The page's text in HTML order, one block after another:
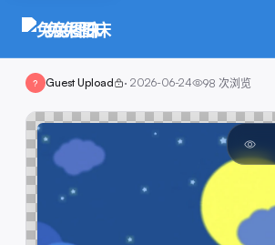
兔兔图床
? Guest Upload · 2026-06-24 98 次浏览